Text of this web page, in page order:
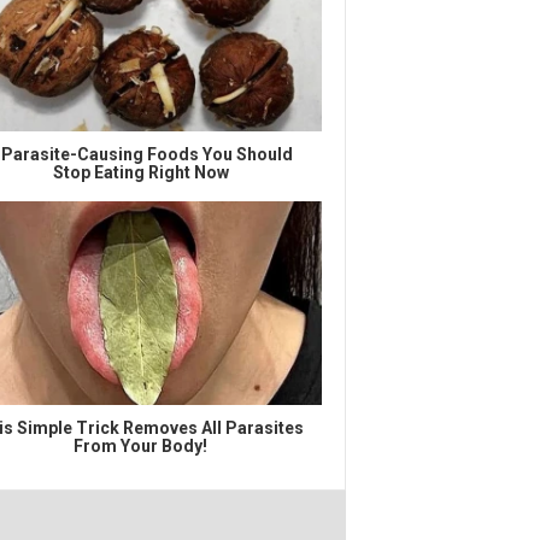
Causing Foods You Should
Stop Eating Right Now
Simple Trick Removes All Parasites
From Your Body!